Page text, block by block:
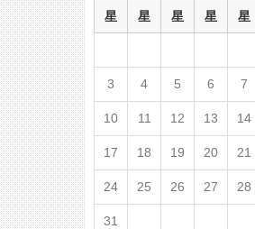
星 星 星 星 星
3 4 5 6 7
10 11 12 13 14
17 18 19 20 21
24 25 26 27 28
31